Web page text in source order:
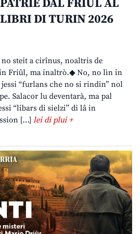
DAL FRIÛL AL
DI TURIN 2026
no steit a cirînus, noaltris de
Friûl, ma inaltrò.◆ No, no lìn in
“furlans che no si rindin” nol
Salacor lu deventarà, ma pal
“libars di sielzi” di lâ in
[…] lei di plui +